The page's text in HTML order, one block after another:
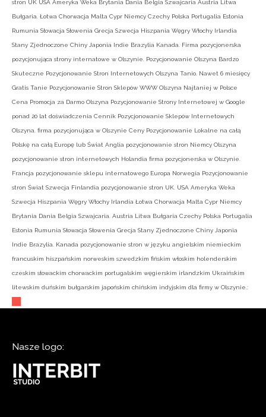
stron UK USA Ameryka Weka Brytania Dania Belgia Szwajcaria Austria Litwa
Bułgaria. Łotwa Chorwacja Malta Cypr Niemcy Czechy Polska Portugalia Estonia
Rumunia Słowacja Słowenia Grecja Szwecja Hiszpania Węgry Włochy Irlandia
Stany Zjednoczone Chiny Japonia Indie Brazylia Kanada. Firma pozycjonerska
pozycjonująca strony internatowe w Olszynie. Pozycjonowanie Olszyna Bardzo
Skuteczne Pozycjonowanie Stron Internetowych Olszyna Tanio. Nawet 6 miesięcy
Gratis Tanie Pozycjonowanie Stron Sklepów WWW Olszyna Najtaniej w Polsce
Cena Promocja za Darmo Olszyna Pozycjonowanie Strony Internetowej w Google
ponad 20 lat doświadczenia Cennik Pozycjonowanie Sklepów Internetowych
Olszyna. firma pozycjonująca w Olszynie Ceny Pozycjonowanie Lokalne na całą
Polskę na całą Europę lub Świat Anglia pozycjonowanie stron Niemcy Olszyna
pozycjonowanie stron internetowych Holandia firma pozycjonerska w Olszynie.
Francja pozycjonowanie sklepu internatowego Europa Norwegia Pozycjonowanie
stron Świat Szwecja Finlandia pozycjonowanie stron UK. USA Ameryka Weka
Szwecja Hiszpania Węgry Włochy Irlandia Łotwa Chorwacja Malta Cypr Niemcy
Brytania Dania Belgia Szwajcaria. Austria Litwa Bułgaria Czechy Polska Portugalia
Estonia Rumunia Słowacja Słowenia Grecja Stany Zjednoczone Chiny Japonia
Indie Brazylia. Kanada pozycjonowanie stron w języku angielskim niemieckim
francuskim hiszpańskim norweskim szwedzkim fińskim włoskim holenderskim
czeskim słowackim chorwackim portugalskim węgierskim irlandzkim Ukraińskim
litewskim duńskim bułgarskim japońskim chińskim indyjskim dla firmy w Olszynie.:
Nasze logo: